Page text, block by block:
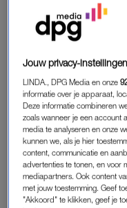
‘JA EN AMEN’
Als ik nog één keer een
sterke vrouw’ om
trouwen, ga ik echt
sexy op papier; een
bang is haar mening te
nadat jij daar weer uit
paaltje komt, willen de
een vrouw die ja knikt
Als je ‘Hoe date ik het’
mij: ik ben alles behalve
Jouw privacy-instellingen
LINDA., DPG Media en onze
informatie over je apparaat,
Deze informatie combineren
zoals wanneer je een account
media te analyseren en onze
kunnen we, als je hier
content, communicatie en
advertenties te tonen, en voor
mediapartners. Ook content
met jouw toestemming. Geef
"Akkoord" te klikken, geef je